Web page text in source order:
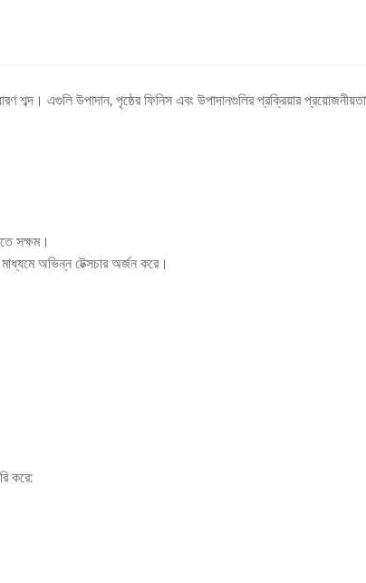
শব্দ। এগুলি উপাদান, পৃষ্ঠের ফিনিস এবং উপাদানগুলির প্রক্রিয়ার প্রয়োজনীয়তা
সক্ষম।
অভিন্ন টেক্সচার অর্জন করে।
করে: